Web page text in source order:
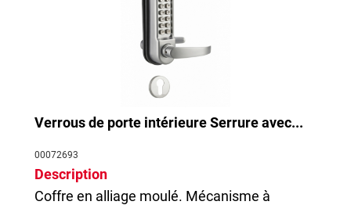
Verrous de porte intérieure Serrure avec...
00072693
Description
Coffre en alliage moulé. Mécanisme à